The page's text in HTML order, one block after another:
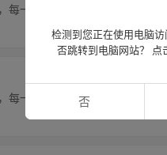
一步层层严格把关，提供最好
一步层层严格把关，提供最好
检测到您正在使用电脑
否跳转到电脑网站？ 点
否